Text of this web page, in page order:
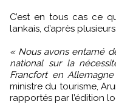
C’est en tous cas ce
lankais, d’après
« Nous avons entamé
national sur la
Francfort en
ministre du tourisme,
rapportés par l’édition